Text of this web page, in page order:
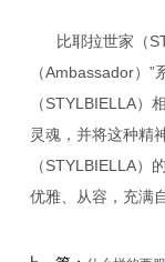
比耶拉世家（
（Ambassador）
（STYLBIELLA）
灵魂，并将这种精
（STYLBIELLA）
优雅、从容，充满